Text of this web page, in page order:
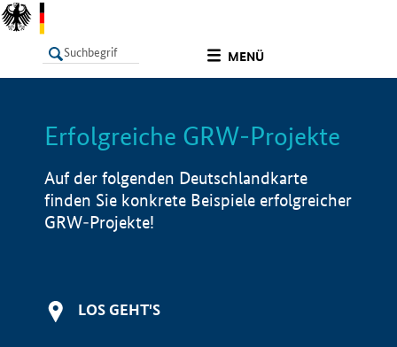
MENÜ
LISTE Info
Erfolgreiche GRW-Projekte
Auf der folgenden Deutschlandkarte
finden Sie konkrete Beispiele erfolgreicher
GRW-Projekte!
LOS GEHT'S